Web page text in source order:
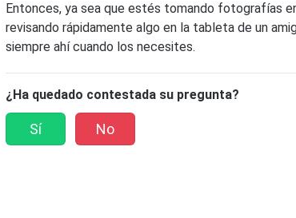
Entonces, ya sea que estés tomando fotografías
revisando rápidamente algo en la tableta de un
siempre ahí cuando los necesites.
¿Ha quedado contestada su pregunta?
Sí No